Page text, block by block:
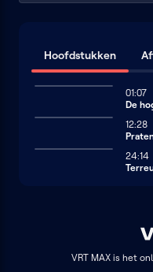
Hoofdstukken
01:07
De
12:28
24:14
VRT MAX is het